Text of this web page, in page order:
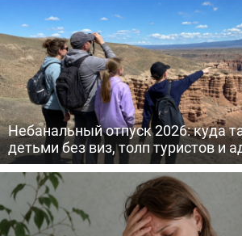
Небанальный отпуск 2026: куда
детьми без виз, толп туристов и